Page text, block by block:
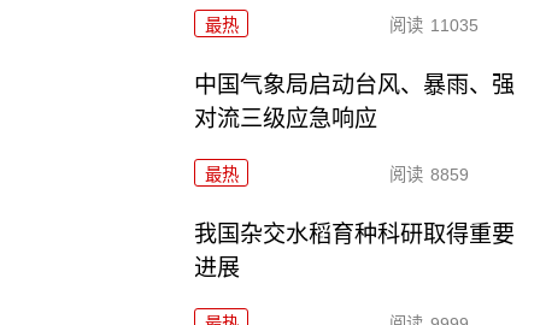
最热 阅读 11035
中国气象局启动台风、暴雨、强
对流三级应急响应
最热 阅读 8859
我国杂交水稻育种科研取得重要
进展